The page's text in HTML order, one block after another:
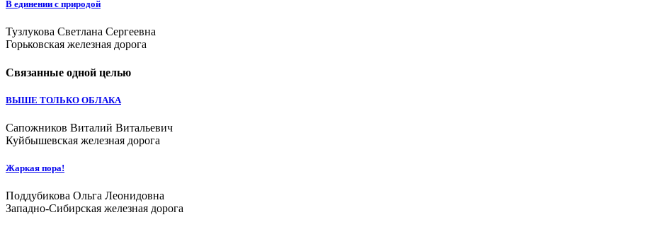
В единении с природой
Тузлукова Светлана Сергеевна
Горьковская железная дорога
Связанные одной целью
ВЫШЕ ТОЛЬКО ОБЛАКА
Сапожников Виталий Витальевич
Куйбышевская железная дорога
Жаркая пора!
Поддубикова Ольга Леонидовна
Западно-Сибирская железная дорога